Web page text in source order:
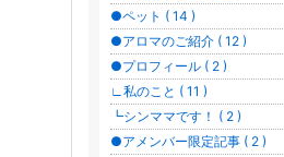
●ペット ( 14 )
●アロマのご紹介 ( 12 )
●プロフィール ( 2 )
∟私のこと ( 11 )
┗シンママです！ ( 2 )
●アメンバー限定記事 ( 2 )